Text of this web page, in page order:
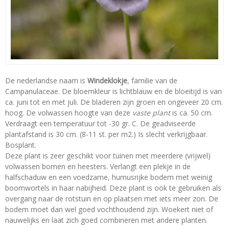
De nederlandse naam is Windeklokje, familie van de
Campanulaceae. De bloemkleur is lichtblauw en de bloeitijd is van
ca. juni tot en met juli. De bladeren zijn groen en ongeveer 20 cm.
hoog. De volwassen hoogte van deze vaste plantis ca. 50 cm.
Verdraagt een temperatuur tot -30 gr. C. De geadviseerde
plantafstand is 30 cm. (8-11 st. per m2.) Is slecht verkrijgbaar.
Bosplant.
Deze plant is zeer geschikt voor tuinen met meerdere (vrijwel)
volwassen bomen en heesters. Verlangt een plekje in de
halfschaduw en een voedzame, humusrijke bodem met weinig
boomwortels in haar nabijheid. Deze plant is ook te gebruiken als
overgang naar de rotstuin en op plaatsen met iets meer zon. De
bodem moet dan wel goed vochthoudend zijn. Woekert niet of
nauwelijks en laat zich goed combineren met andere planten.